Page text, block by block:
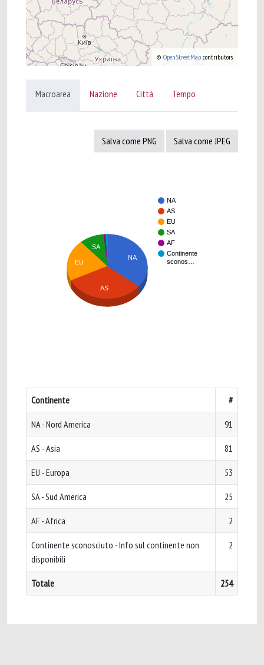
© OpenStreetMap contributors.
Macroarea Nazione Città Tempo
Salva come PNG Salva come JPEG
NA
AS
EU
SA
AF
Continente
sconos…
NA
SA
EU
AS
Continente #
NA - Nord America 91
AS - Asia 81
EU - Europa 53
SA - Sud America 25
AF - Africa 2
Continente sconosciuto - Info sul continente non
disponibili
2
Totale 254